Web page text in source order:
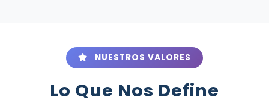
NUESTROS VALORES
Lo Que Nos Define